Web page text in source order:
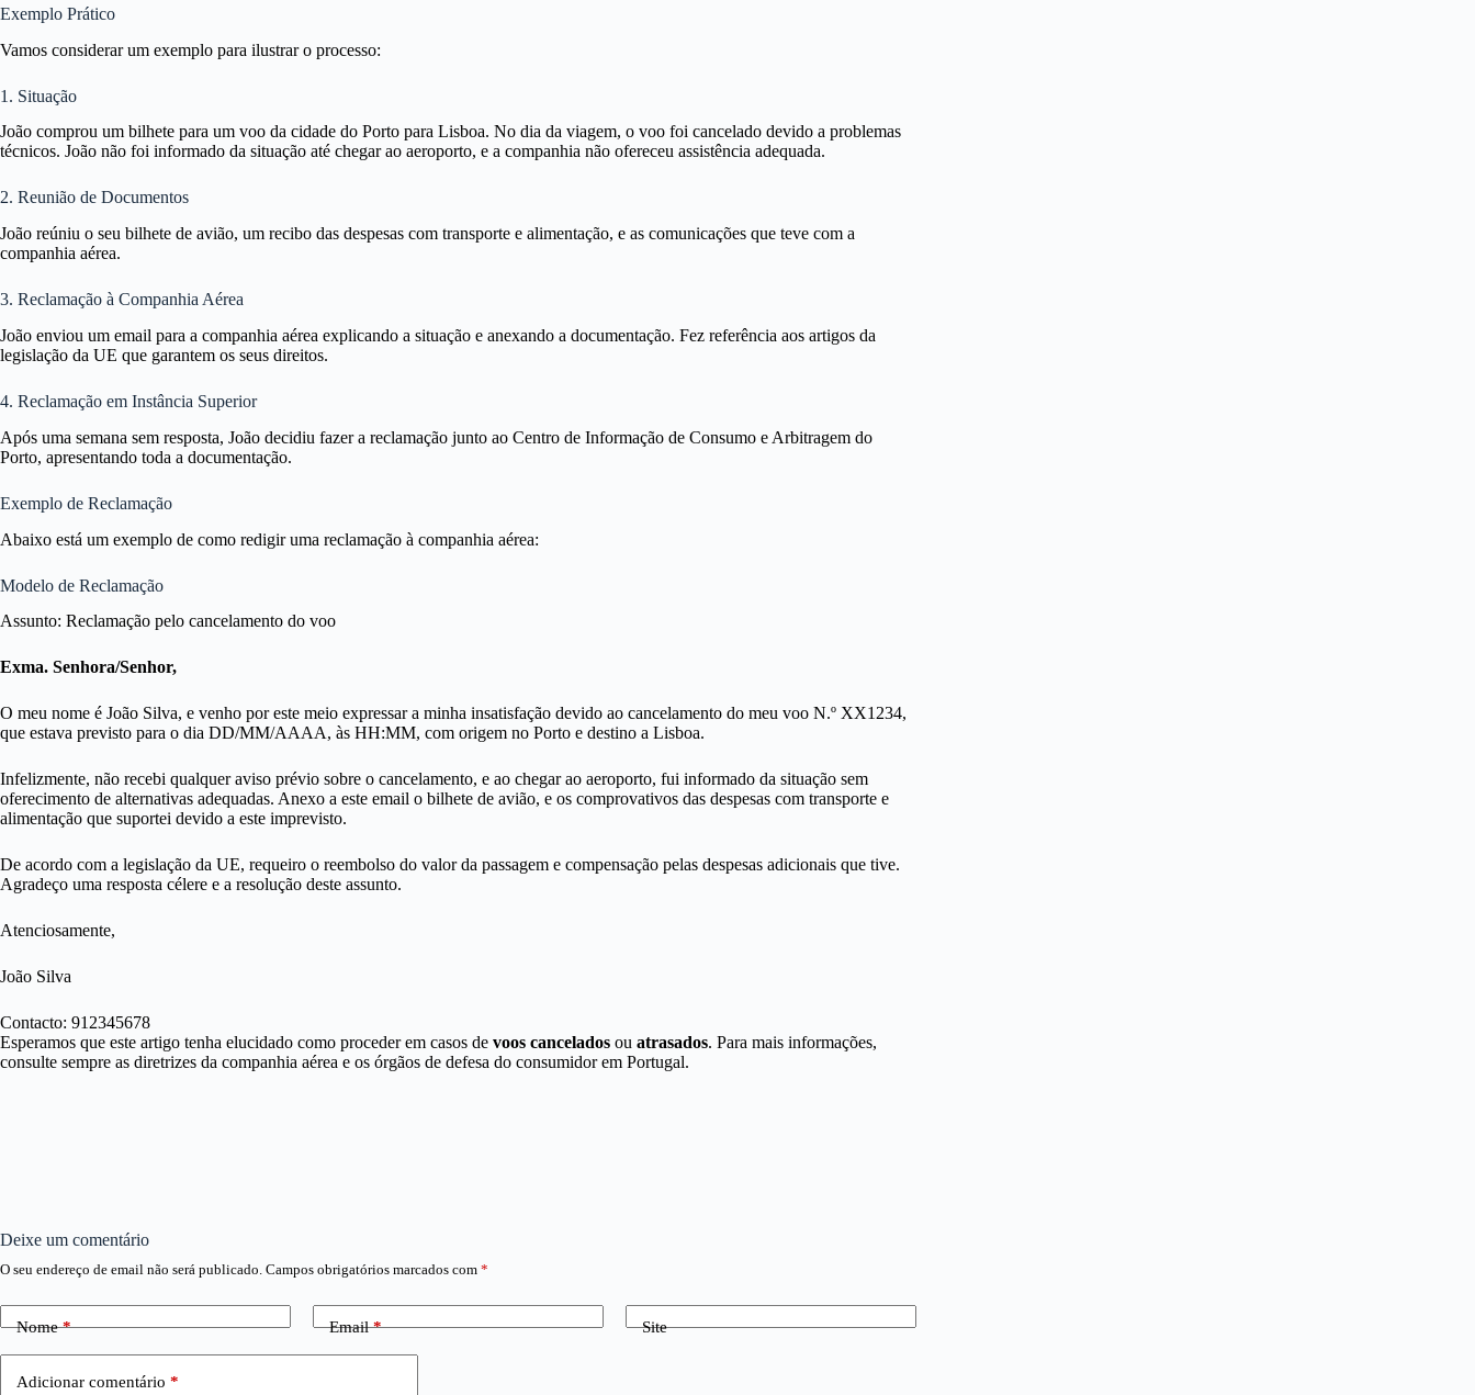
Exemplo Prático
Vamos considerar um exemplo para ilustrar o processo:
1. Situação
João comprou um bilhete para um voo da cidade do Porto para Lisboa. No dia da viagem, o voo foi cancelado devido a problemas
técnicos. João não foi informado da situação até chegar ao aeroporto, e a companhia não ofereceu assistência adequada.
2. Reunião de Documentos
João reúniu o seu bilhete de avião, um recibo das despesas com transporte e alimentação, e as comunicações que teve com a
companhia aérea.
3. Reclamação à Companhia Aérea
João enviou um email para a companhia aérea explicando a situação e anexando a documentação. Fez referência aos artigos da
legislação da UE que garantem os seus direitos.
4. Reclamação em Instância Superior
Após uma semana sem resposta, João decidiu fazer a reclamação junto ao Centro de Informação de Consumo e Arbitragem do
Porto, apresentando toda a documentação.
Exemplo de Reclamação
Abaixo está um exemplo de como redigir uma reclamação à companhia aérea:
Modelo de Reclamação
Assunto: Reclamação pelo cancelamento do voo
Exma. Senhora/Senhor,
O meu nome é João Silva, e venho por este meio expressar a minha insatisfação devido ao cancelamento do meu voo N.º XX1234,
que estava previsto para o dia DD/MM/AAAA, às HH:MM, com origem no Porto e destino a Lisboa.
Infelizmente, não recebi qualquer aviso prévio sobre o cancelamento, e ao chegar ao aeroporto, fui informado da situação sem
oferecimento de alternativas adequadas. Anexo a este email o bilhete de avião, e os comprovativos das despesas com transporte e
alimentação que suportei devido a este imprevisto.
De acordo com a legislação da UE, requeiro o reembolso do valor da passagem e compensação pelas despesas adicionais que tive.
Agradeço uma resposta célere e a resolução deste assunto.
Atenciosamente,
João Silva
Contacto: 912345678
Esperamos que este artigo tenha elucidado como proceder em casos de voos cancelados ou atrasados. Para mais informações,
consulte sempre as diretrizes da companhia aérea e os órgãos de defesa do consumidor em Portugal.
Deixe um comentário
O seu endereço de email não será publicado. Campos obrigatórios marcados com *
Nome* Email* Site
Adicionar comentário *